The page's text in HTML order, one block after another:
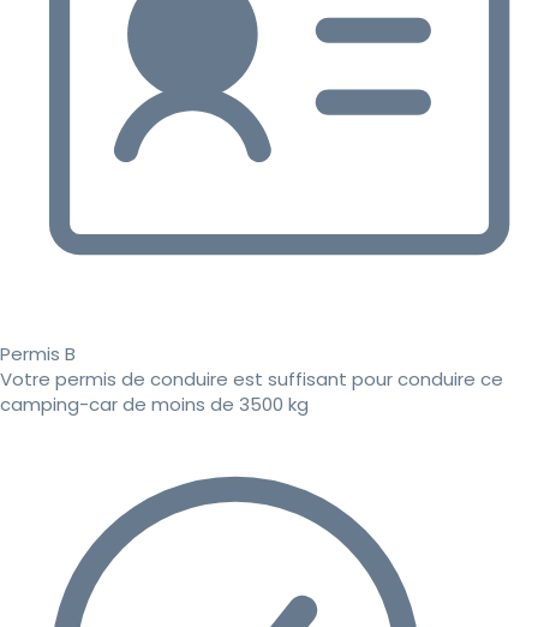
Permis B
Votre permis de conduire est suffisant pour conduire ce
camping-car de moins de 3500 kg